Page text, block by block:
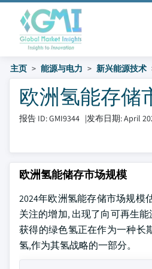
主页 能源与电力 新兴能源技术
欧洲氢能存储
报告 ID: GMI9344 |发布日期: April
欧洲氢能储存市场规模
2024年欧洲氢能存储市场规模
关注的增加, 出现了向可再生
获得的绿色氢正在作为一种长
氢,作为其氢战略的一部分。